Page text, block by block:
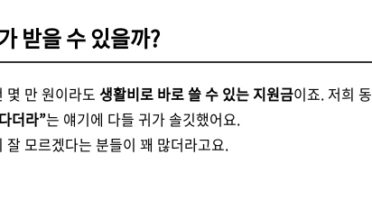
받을 수 있을까?
몇 만 원이라도 생활비로 바로 쓸 수 있는 지원금이죠. 저희 동
더라”는 얘기에 다들 귀가 솔깃했어요.
모르겠다는 분들이 꽤 많더라고요.